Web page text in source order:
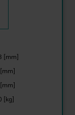
113 [mm]
98 [mm]
13 [mm]
~10 [kg]